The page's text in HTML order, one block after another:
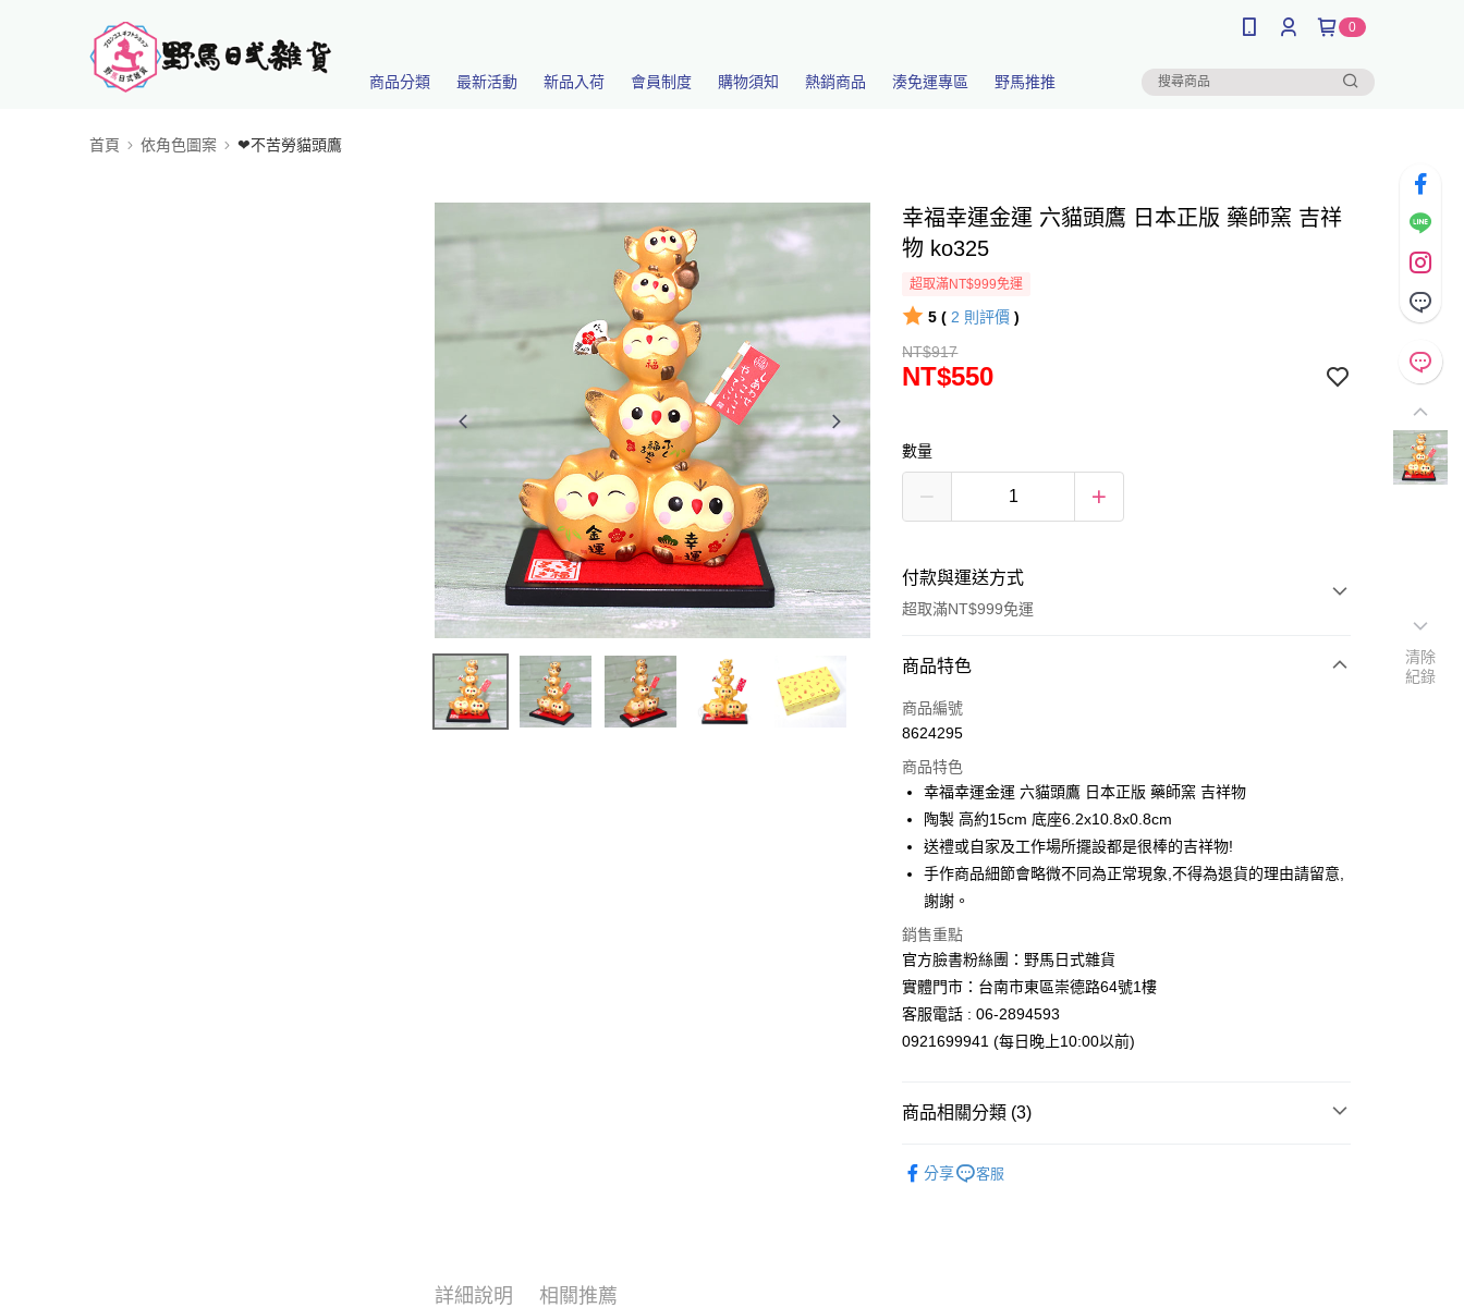
0
商品分類 最新活動 新品入荷 會員制度 購物須知 熱銷商品 湊免運專區 野馬推推
首頁 依角色圖案 ❤不苦勞貓頭鷹
幸福幸運金運 六貓頭鷹 日本正版 藥師窯 吉祥
物 ko325
超取滿NT$999免運
5 ( 2 則評價 )
NT$917
NT$550
數量
付款與運送方式
超取滿NT$999免運
付款方式
信用卡一次付款
3 期 0 利率 每期 NT$183
合作金庫商業銀行
第一商業銀行
華南商業銀行
彰化商業銀行
國泰世華商業銀行
兆豐國際商業銀行
臺灣中小企業銀行
匯豐（台灣）商業銀行
聯邦商業銀行
玉山商業銀行
星展（台灣）商業銀行
台新國際商業銀行
台灣樂天信用卡公司
超商取貨付款
Apple Pay
街口支付
悠遊付
Google Pay
全家取貨付款
商品特色
商品編號
8624295
商品特色
幸福幸運金運 六貓頭鷹 日本正版 藥師窯 吉祥物
陶製 高約15cm 底座6.2x10.8x0.8cm
送禮或自家及工作場所擺設都是很棒的吉祥物!
手作商品細節會略微不同為正常現象,不得為退貨的理由請留意,
謝謝。
銷售重點
官方臉書粉絲團：野馬日式雜貨
實體門市：台南市東區崇德路64號1樓
客服電話 : 06-2894593
0921699941 (每日晚上10:00以前)
商品相關分類 (3)
分享 客服
詳細說明 相關推薦
清除
紀錄